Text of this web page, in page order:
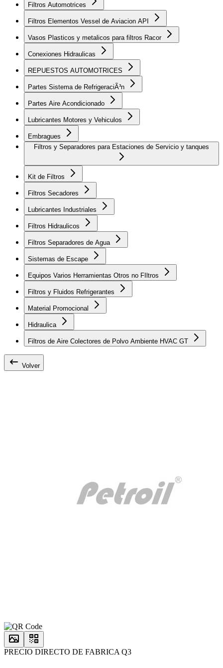
Filtros Automotrices
Filtros Elementos Vessel de Aviacion API
Vasos Plasticos y metalicos para filtros Racor
Conexiones Hidraulicas
REPUESTOS AUTOMOTRICES
Partes Sistema de RefrigeraciÃ³n
Partes Aire Acondicionado
Lubricantes Motores y Vehiculos
Embragues
Kit de Filtros
Filtros Secadores
Lubricantes Industriales
Filtros Hidraulicos
Filtros Separadores de Agua
Sistemas de Escape
Equipos Varios Herramientas Otros no FIltros
Filtros y Fluidos Refrigerantes
Material Promocional
Hidraulica
Filtros de Aire Colectores de Polvo Ambiente HVAC GT
Volver
PRECIO DIRECTO DE FABRICA Q3